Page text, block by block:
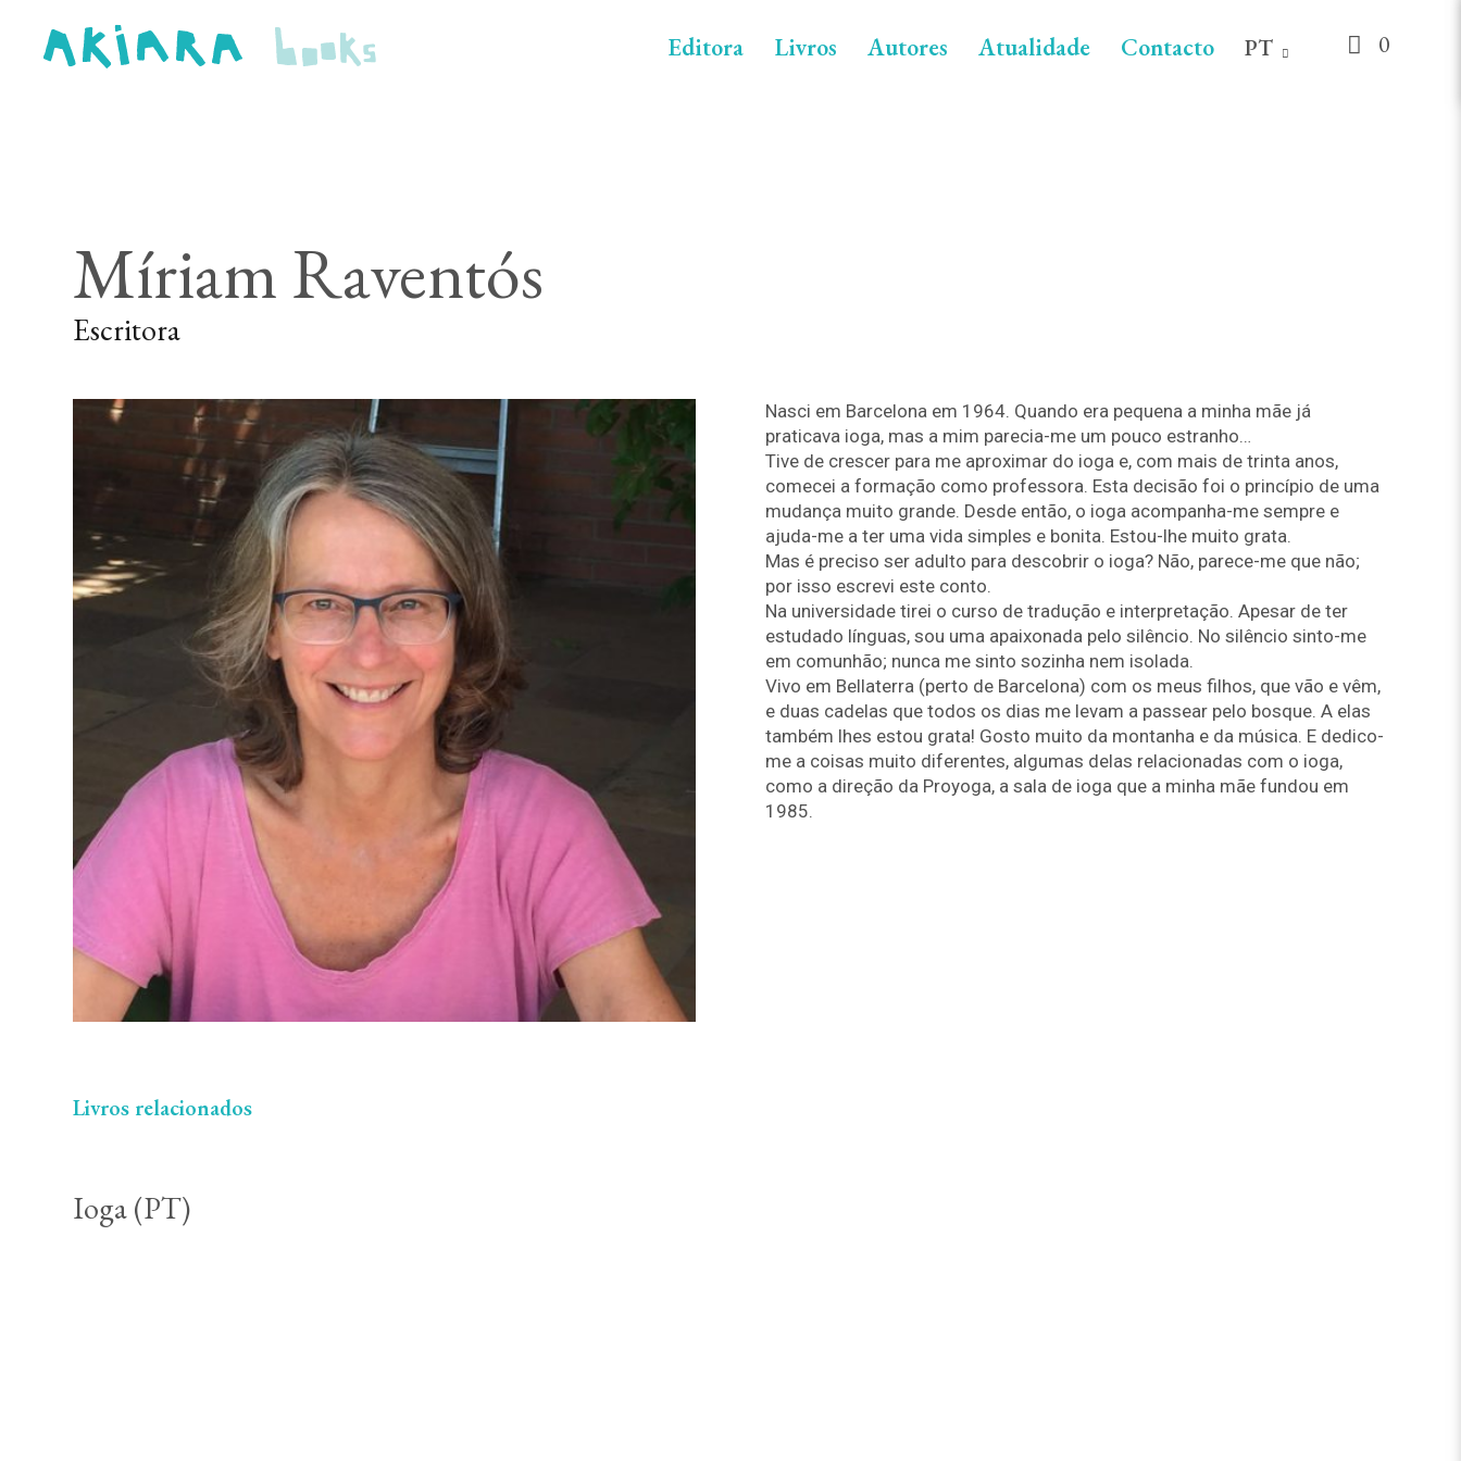
Editora Livros Autores Atualidade Contacto PT 0
Míriam Raventós
Escritora
Nasci em Barcelona em 1964. Quando era pequena a minha mãe já
praticava ioga, mas a mim parecia-me um pouco estranho…
Tive de crescer para me aproximar do ioga e, com mais de trinta anos,
comecei a formação como professora. Esta decisão foi o princípio de uma
mudança muito grande. Desde então, o ioga acompanha-me sempre e
ajuda-me a ter uma vida simples e bonita. Estou-lhe muito grata.
Mas é preciso ser adulto para descobrir o ioga? Não, parece-me que não;
por isso escrevi este conto.
Na universidade tirei o curso de tradução e interpretação. Apesar de ter
estudado línguas, sou uma apaixonada pelo silêncio. No silêncio sinto-me
em comunhão; nunca me sinto sozinha nem isolada.
Vivo em Bellaterra (perto de Barcelona) com os meus filhos, que vão e vêm,
e duas cadelas que todos os dias me levam a passear pelo bosque. A elas
também lhes estou grata! Gosto muito da montanha e da música. E dedico-
me a coisas muito diferentes, algumas delas relacionadas com o ioga,
como a direção da Proyoga, a sala de ioga que a minha mãe fundou em
1985.
Livros relacionados
Ioga (PT)